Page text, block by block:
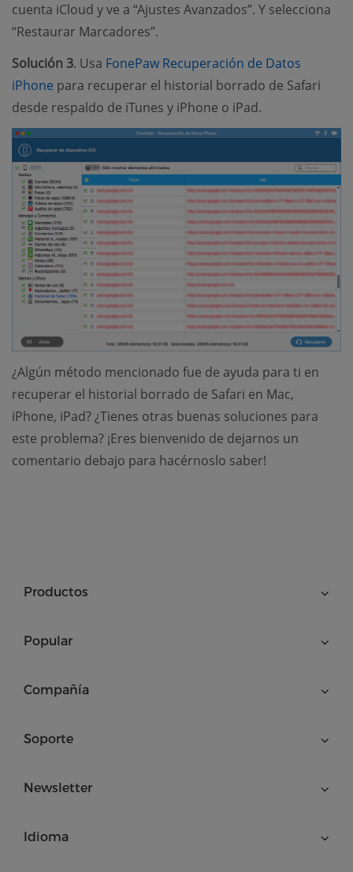
cuenta iCloud y ve a “Ajustes Avanzados”. Y selecciona
“Restaurar Marcadores”.
Solución 3. Usa FonePaw Recuperación de Datos
iPhone (opens new window)
para recuperar el historial borrado de Safari
desde respaldo de iTunes y iPhone o iPad.
¿Algún método mencionado fue de ayuda para ti en
recuperar el historial borrado de Safari en Mac,
iPhone, iPad? ¿Tienes otras buenas soluciones para
este problema? ¡Eres bienvenido de dejarnos un
comentario debajo para hacérnoslo saber!
Productos
Popular
Compañía
Soporte
Newsletter
Idioma